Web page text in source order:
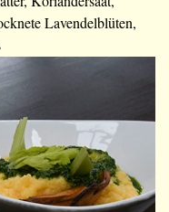
Lavendelblüten,